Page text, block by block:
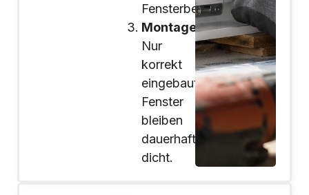
Fensterbereich
Montage:
Nur
korrekt
eingebaute
Fenster
bleiben
dauerhaft
dicht.